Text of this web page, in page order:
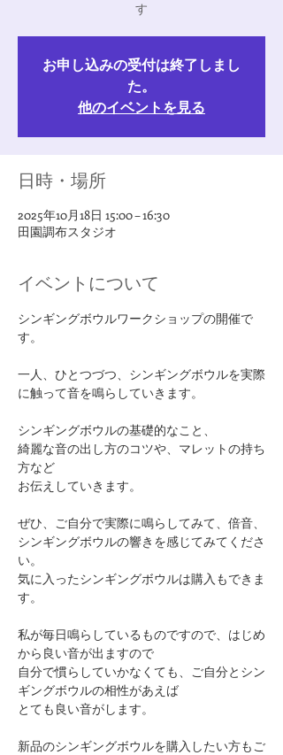
す
お申し込みの受付は終了しまし
た。
他のイベントを見る
日時・場所
2025年10月18日 15:00 – 16:30
田園調布スタジオ
イベントについて
シンギングボウルワークショップの開催で
す。
一人、ひとつづつ、シンギングボウルを実際
に触って音を鳴らしていきます。
シンギングボウルの基礎的なこと、
綺麗な音の出し方のコツや、マレットの持ち
方など
お伝えしていきます。
ぜひ、ご自分で実際に鳴らしてみて、倍音、
シンギングボウルの響きを感じてみてくださ
い。
気に入ったシンギングボウルは購入もできま
す。
私が毎日鳴らしているものですので、はじめ
から良い音が出ますので
自分で慣らしていかなくても、ご自分とシン
ギングボウルの相性があえば
とても良い音がします。
新品のシンギングボウルを購入したい方もご